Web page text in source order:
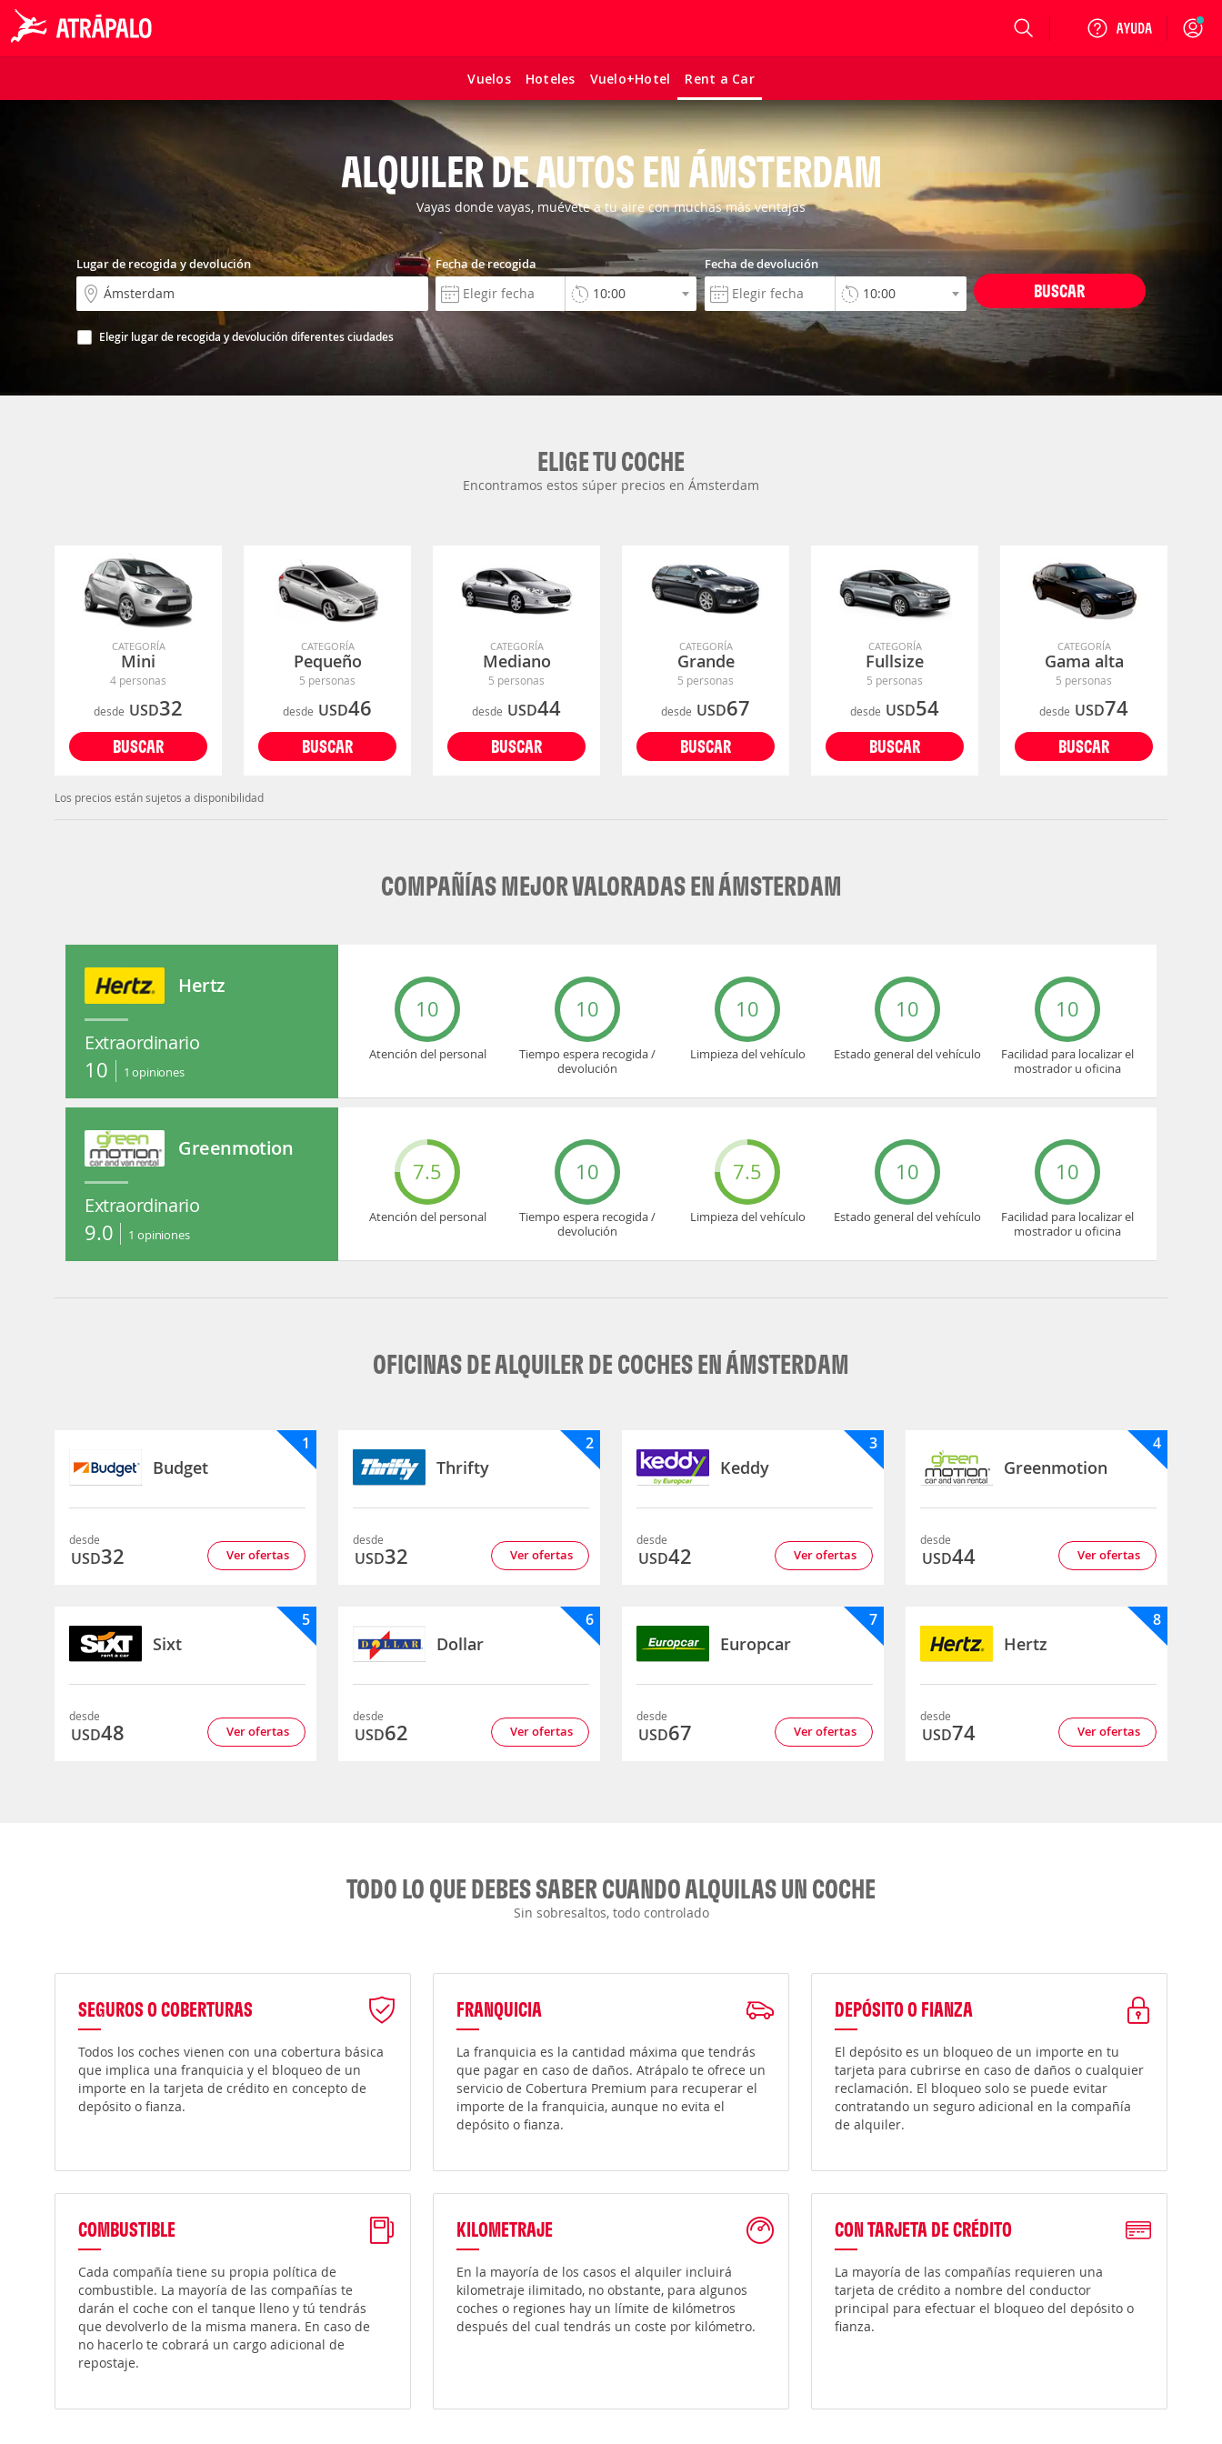
Vuelos Hoteles Vuelo+Hotel Rent a Car
Login
ALQUILER DE AUTOS EN ÁMSTERDAM
Vayas donde vayas, muévete a tu aire con muchas más ventajas
Lugar de recogida y devolución
Elegir lugar de recogida y devolución diferentes ciudades
Fecha de recogida Fecha de devolución
BUSCAR
ELIGE TU COCHE
Encontramos estos súper precios en Ámsterdam
CATEGORÍA
Mini
4 personas
desde USD32
BUSCAR
CATEGORÍA
Pequeño
5 personas
desde USD46
BUSCAR
CATEGORÍA
Mediano
5 personas
desde USD44
BUSCAR
CATEGORÍA
Grande
5 personas
desde USD67
BUSCAR
CATEGORÍA
Fullsize
5 personas
desde USD54
BUSCAR
CATEGORÍA
Gama alta
5 personas
desde USD74
BUSCAR
Los precios están sujetos a disponibilidad
COMPAÑÍAS MEJOR VALORADAS EN ÁMSTERDAM
Hertz
Extraordinario
10 1 opiniones
10
Atención del personal
10
Tiempo espera recogida /
devolución
10
Limpieza del vehículo
10
Estado general del vehículo
10
Facilidad para localizar el
mostrador u oficina
Greenmotion
Extraordinario
9.0 1 opiniones
7.5
Atención del personal
10
Tiempo espera recogida /
devolución
7.5
Limpieza del vehículo
10
Estado general del vehículo
10
Facilidad para localizar el
mostrador u oficina
OFICINAS DE ALQUILER DE COCHES EN ÁMSTERDAM
Budget
1
desde
USD32 Ver ofertas
Thrifty
2
desde
USD32 Ver ofertas
Keddy
3
desde
USD42 Ver ofertas
Greenmotion
4
desde
USD44 Ver ofertas
Sixt
5
desde
USD48 Ver ofertas
Dollar
6
desde
USD62 Ver ofertas
Europcar
7
desde
USD67 Ver ofertas
Hertz
8
desde
USD74 Ver ofertas
TODO LO QUE DEBES SABER CUANDO ALQUILAS UN COCHE
Sin sobresaltos, todo controlado
SEGUROS O COBERTURAS
Todos los coches vienen con una cobertura básica
que implica una franquicia y el bloqueo de un
importe en la tarjeta de crédito en concepto de
depósito o fianza.
FRANQUICIA
La franquicia es la cantidad máxima que tendrás
que pagar en caso de daños. Atrápalo te ofrece un
servicio de Cobertura Premium para recuperar el
importe de la franquicia, aunque no evita el
depósito o fianza.
DEPÓSITO O FIANZA
El depósito es un bloqueo de un importe en tu
tarjeta para cubrirse en caso de daños o cualquier
reclamación. El bloqueo solo se puede evitar
contratando un seguro adicional en la compañía
de alquiler.
COMBUSTIBLE
Cada compañía tiene su propia política de
combustible. La mayoría de las compañías te
darán el coche con el tanque lleno y tú tendrás
que devolverlo de la misma manera. En caso de
no hacerlo te cobrará un cargo adicional de
repostaje.
KILOMETRAJE
En la mayoría de los casos el alquiler incluirá
kilometraje ilimitado, no obstante, para algunos
coches o regiones hay un límite de kilómetros
después del cual tendrás un coste por kilómetro.
CON TARJETA DE CRÉDITO
La mayoría de las compañías requieren una
tarjeta de crédito a nombre del conductor
principal para efectuar el bloqueo del depósito o
fianza.